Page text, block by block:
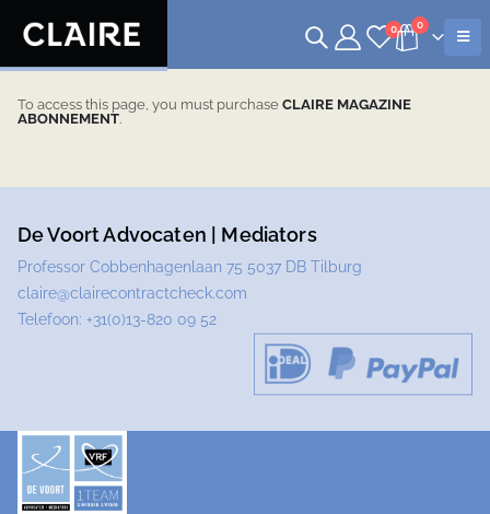
0 0
To access this page, you must purchase CLAIRE MAGAZINE
ABONNEMENT.
De Voort Advocaten | Mediators
Professor Cobbenhagenlaan 75 5037 DB Tilburg
claire@clairecontractcheck.com
Telefoon: +31(0)13-820 09 52